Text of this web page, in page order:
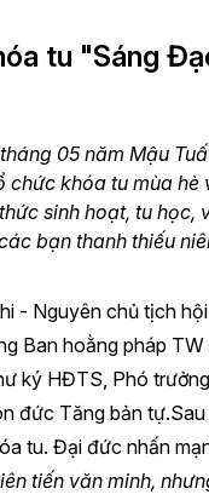
tu "Sáng
05 năm Mậu
khóa tu mùa
sinh hoạt, tu học,
bạn thanh thiếu
- Nguyên chủ tịch
Ban hoằng pháp
ký HĐTS, Phó
đức Tăng bản
tu. Đại đức nhấn
tiến văn minh,